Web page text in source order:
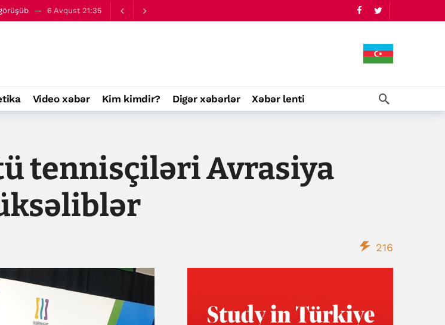
6 Avqust 21:35
Video xəbər Kim kimdir? Digər xəbərlər Xəbər lenti
tennisçiləri Avrasiya
216